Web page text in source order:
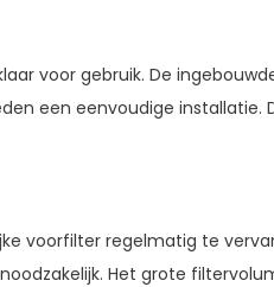
voor gebruik. De
een eenvoudige installatie.
voorfilter regelmatig te
Het grote